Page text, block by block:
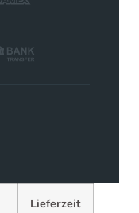
Lieferzeit